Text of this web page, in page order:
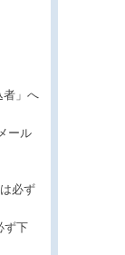
者」へ
ール
必ず
ず下